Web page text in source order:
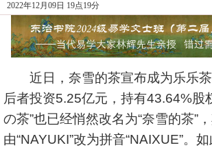
2022年12月09日 19点19分
近日，奈雪的茶宣布成为乐乐茶
后者投资5.25亿元，持有43.64%股
の茶”也已经悄然改名为“奈雪的茶”
由“NAYUKI”改为拼音“NAIXUE”。